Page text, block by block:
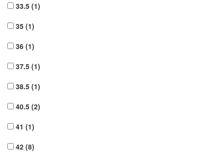
33.5 (1)
35 (1)
36 (1)
37.5 (1)
38.5 (1)
40.5 (2)
41 (1)
42 (8)